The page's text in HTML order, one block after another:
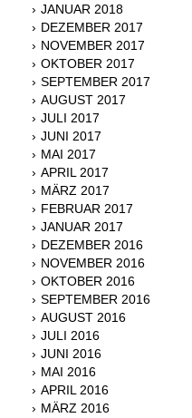
JANUAR 2018
DEZEMBER 2017
NOVEMBER 2017
OKTOBER 2017
SEPTEMBER 2017
AUGUST 2017
JULI 2017
JUNI 2017
MAI 2017
APRIL 2017
MÄRZ 2017
FEBRUAR 2017
JANUAR 2017
DEZEMBER 2016
NOVEMBER 2016
OKTOBER 2016
SEPTEMBER 2016
AUGUST 2016
JULI 2016
JUNI 2016
MAI 2016
APRIL 2016
MÄRZ 2016